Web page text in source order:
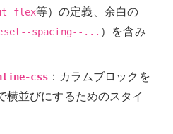
flex等）の定義、余白の
spacing--... ）を含み
css：カラムブロックを
横並びにするためのスタイ